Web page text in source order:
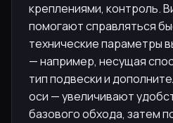
креплениями, контроль.
помогают справляться
технические параметры
— например, несущая
тип подвески и
оси — увеличивают
базового обхода, затем